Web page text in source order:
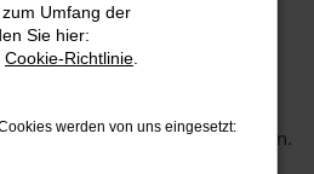
Baden – das
bereit
um fortan in Baden-
sollten wir ins Gespräch kommen.
überzeugende Fahrzeug
Umfang der
Sie hier:
Cookie-Richtlinie
werden von uns eingesetzt: